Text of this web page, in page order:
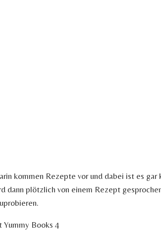
kommen Rezepte vor und dabei ist es
dann plötzlich von einem Rezept